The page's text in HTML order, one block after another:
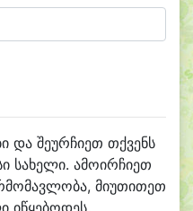
და შეურჩიეთ თქვენს
სახელი. ამოირჩიეთ
მიუთითეთ
იწყებოდეს,